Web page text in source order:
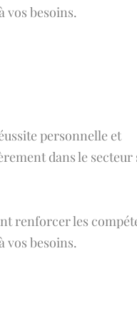
vos besoins.
personnelle et
dans le
renforcer les
vos besoins.